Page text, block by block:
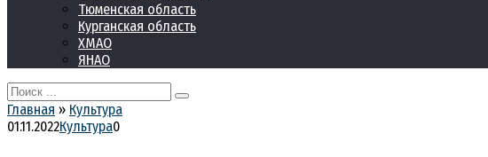
Тюменская область
Курганская область
ХМАО
ЯНАО
Search
for:
Главная » Культура
01.11.2022Культура0